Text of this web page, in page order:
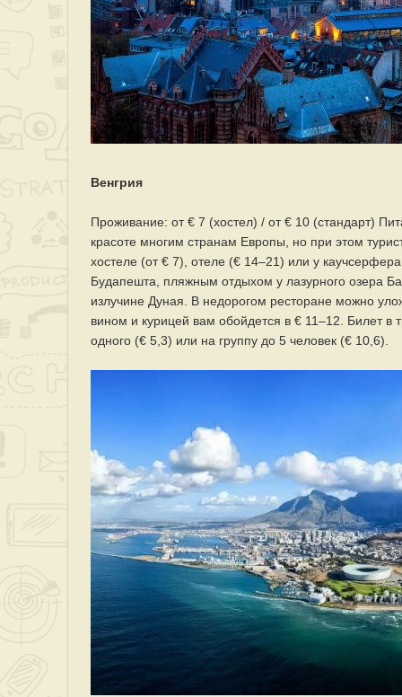
Венгрия
Проживание: от € 7 (хостел) / от € 10 (стандарт)
красоте многим странам Европы, но при этом
хостеле (от € 7), отеле (€ 14–21) или у
Будапешта, пляжным отдыхом у лазурного озера
излучине Дуная. В недорогом ресторане можно
вином и курицей вам обойдется в € 11–12. Билет в
одного (€ 5,3) или на группу до 5 человек (€ 10,6).